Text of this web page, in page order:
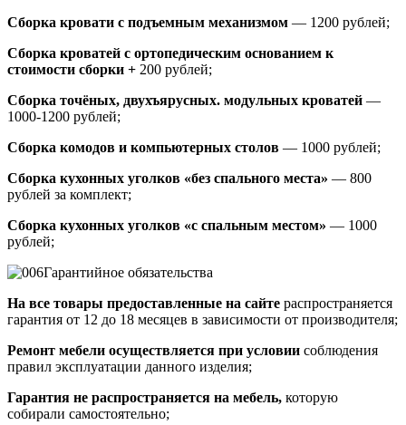
Сборка кровати с подъемным механизмом — 1200 рублей;
Сборка кроватей с ортопедическим основанием к
стоимости сборки + 200 рублей;
Сборка точёных, двухъярусных. модульных кроватей —
1000-1200 рублей;
Сборка комодов и компьютерных столов — 1000 рублей;
Сборка кухонных уголков «без спального места» — 800
рублей за комплект;
Сборка кухонных уголков «с спальным местом» — 1000
рублей;
Гарантийное обязательства
На все товары предоставленные на сайте распространяется
гарантия от 12 до 18 месяцев в зависимости от производителя;
Ремонт мебели осуществляется при условии соблюдения
правил эксплуатации данного изделия;
Гарантия не распространяется на мебель, которую
собирали самостоятельно;